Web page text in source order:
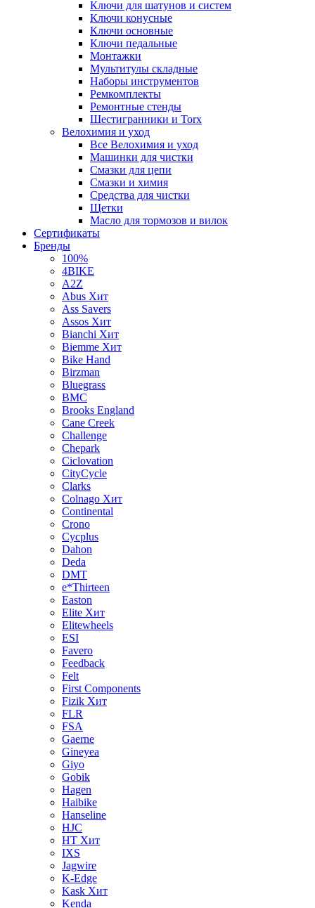
Ключи для шатунов и систем
Ключи конусные
Ключи основные
Ключи педальные
Монтажки
Мультитулы складные
Наборы инструментов
Ремкомплекты
Ремонтные стенды
Шестигранники и Torx
Велохимия и уход
Все Велохимия и уход
Машинки для чистки
Смазки для цепи
Смазки и химия
Средства для чистки
Щетки
Масло для тормозов и вилок
Сертификаты
Бренды
100%
4BIKE
A2Z
Abus Хит
Ass Savers
Assos Хит
Bianchi Хит
Biemme Хит
Bike Hand
Birzman
Bluegrass
BMC
Brooks England
Cane Creek
Challenge
Chepark
Ciclovation
CityCycle
Clarks
Colnago Хит
Continental
Crono
Cycplus
Dahon
Deda
DMT
e*Thirteen
Easton
Elite Хит
Elitewheels
ESI
Favero
Feedback
Felt
First Components
Fizik Хит
FLR
FSA
Gaerne
Gineyea
Giyo
Gobik
Hagen
Haibike
Hanseline
HJC
HT Хит
IXS
Jagwire
K-Edge
Kask Хит
Kenda